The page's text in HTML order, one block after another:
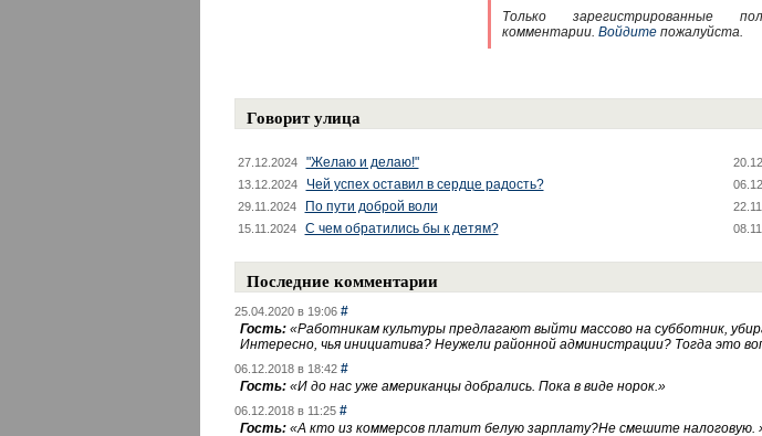
Только зарегистрированные
комментарии. Войдитепожалуйста.
Говорит улица
27.12.2024 "Желаю и делаю!"
13.12.2024 Чей успех оставил в сердце радость?
29.11.2024 По пути доброй воли
15.11.2024 С чем обратились бы к детям?
Последние комментарии
25.04.2020 в 19:06 #
Гость: «Работникам культуры предлагают выйти массово на субботник,
Интересно, чья инициатива? Неужели районной администрации? Тогда это
06.12.2018 в 18:42 #
Гость: «И до нас уже американцы добрались. Пока в виде норок.»
06.12.2018 в 11:25 #
Гость: «А кто из коммерсов платит белую зарплату?Не смешите налоговую.